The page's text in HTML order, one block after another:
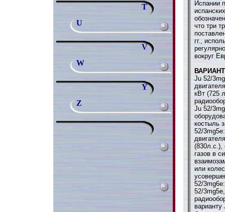
T
U
V
W
Y
Z
Испании
что три
гг.,
вокруг
Ju 52/
кВт (725
Ju 52/
костыль
52/
(830л.с.),
газов в
или
52/
52/